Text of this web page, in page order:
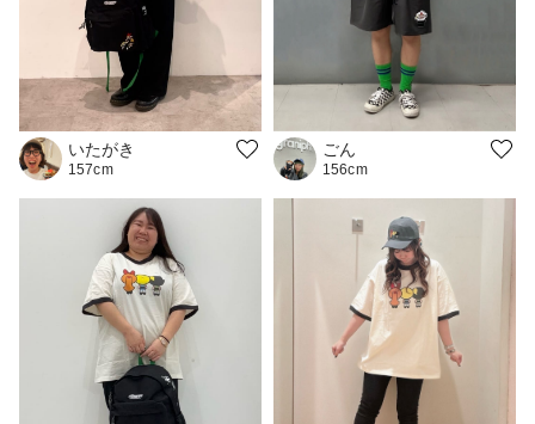
いたがき
157cm
ごん
156cm